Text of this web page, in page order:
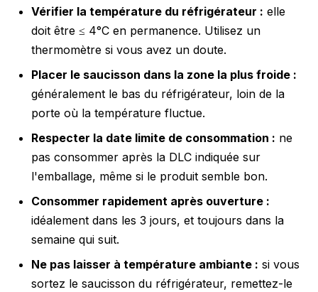
Vérifier la température du réfrigérateur : elle
doit être ≤ 4°C en permanence. Utilisez un
thermomètre si vous avez un doute.
Placer le saucisson dans la zone la plus froide :
généralement le bas du réfrigérateur, loin de la
porte où la température fluctue.
Respecter la date limite de consommation : ne
pas consommer après la DLC indiquée sur
l'emballage, même si le produit semble bon.
Consommer rapidement après ouverture :
idéalement dans les 3 jours, et toujours dans la
semaine qui suit.
Ne pas laisser à température ambiante : si vous
sortez le saucisson du réfrigérateur, remettez-le